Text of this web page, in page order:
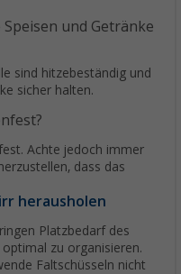
und Getränke
sind hitzebeständig und
sicher halten.
Achte jedoch immer
dass das
herausholen
Platzbedarf des
zu organisieren.
Faltschüsseln nicht